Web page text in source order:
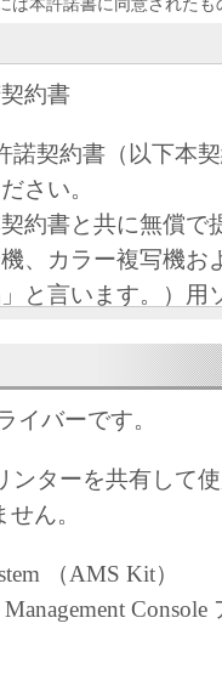
約書
諾契約書（以下本
さい。
約書と共に無償で
、カラー複写機お
と言います。）用
と言います。）を
す。
す下記のボタンを
ェア」のインスト
意したことになり
できない場合、「
きません。
イバーです。
ンターを共有して
ん。
（AMS Kit）
Management